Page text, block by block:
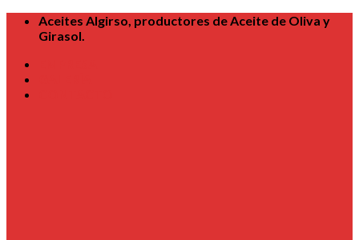
Skip
Aceites Algirso, productores de Aceite de Oliva y
Girasol.